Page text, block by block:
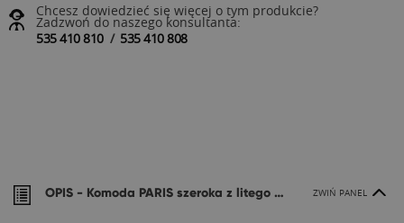
Chcesz dowiedzieć się więcej o tym produkcie?
Zadzwoń do naszego konsultanta:
535 410 810/ 535 410 808
OPIS - Komoda PARIS szeroka z litego drewna ZWIŃ PANEL